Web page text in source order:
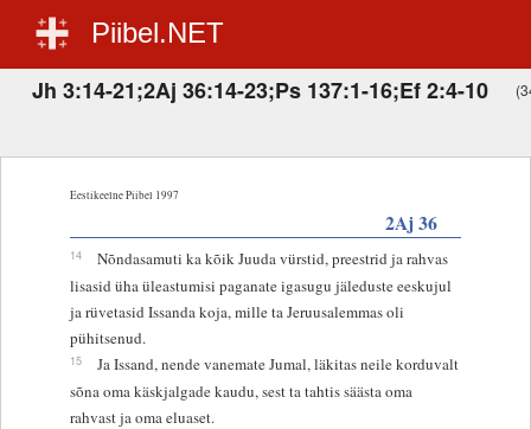
Piibel.NET
Jh 3:14-21;2Aj 36:14-23;Ps 137:1-16;Ef 2:4-10
Eestikeelne Piibel 1997
2Aj 36
14
Nõndasamuti ka kõik Juuda vürstid, preestrid ja rahvas
lisasid üha üleastumisi paganate igasugu jäleduste eeskujul
ja rüvetasid Issanda koja, mille ta Jeruusalemmas oli
pühitsenud.
15
Ja Issand, nende vanemate Jumal, läkitas neile korduvalt
sõna oma käskjalgade kaudu, sest ta tahtis säästa oma
rahvast ja oma eluaset.